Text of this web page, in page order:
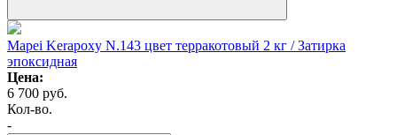
Mapei Kerapoxy N.143 цвет терракотовый 2 кг / Затирка
эпоксидная
Цена:
6 700 руб.
Кол-во.
-